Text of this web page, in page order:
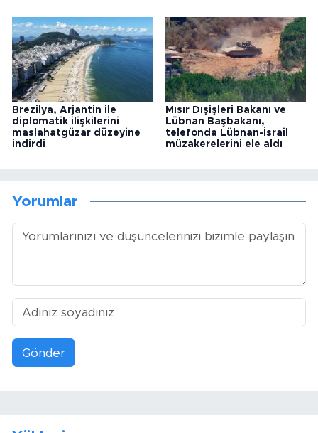
Brezilya, Arjantin ile
diplomatik ilişkilerini
maslahatgüzar düzeyine
indirdi
Mısır Dışişleri Bakanı ve
Lübnan Başbakanı,
telefonda Lübnan-İsrail
müzakerelerini ele aldı
Yorumlar
Gönder